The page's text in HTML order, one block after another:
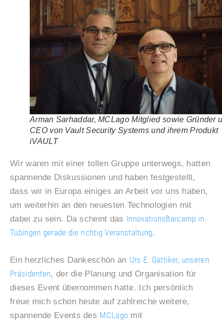
Arman Sarhaddar, MCLago Mitglied sowie Gründer
CEO von Vault Security Systems und ihrem Produkt
iVAULT
Wir waren mit einer tollen Gruppe unterwegs, hatten
spannende Diskussionen und haben festgestellt,
dass wir in Europa einiges an Arbeit vor uns haben,
um weiterhin an den neuesten Technologien mit
dabei zu sein. Da scheint das InnovationsBarcamp in
Tübingen gerade die richtig Veranstaltung.
Ein herzliches Dankeschön an Urs E. Gattiker, unseren
Präsidenten, der die Planung und Organisation für
dieses Event übernommen hatte. Ich persönlich
freue mich schon heute auf zahlreiche weitere,
spannende Events des MCLago mit